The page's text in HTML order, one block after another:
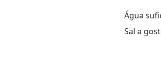
Água
Sal a